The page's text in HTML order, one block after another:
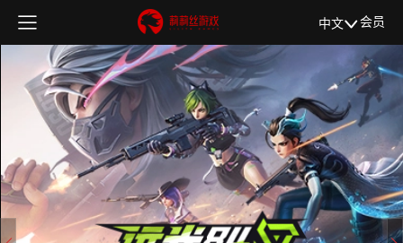
中文 会员